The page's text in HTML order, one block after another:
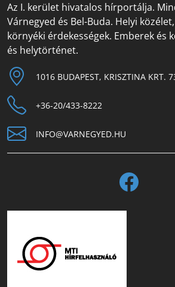
Az I. kerület hivatalos hírportálja.
Várnegyed és Bel-Buda. Helyi
környéki érdekességek. Emberek és
és helytörténet.
1016 BUDAPEST, KRISZTINA KRT.
+36-20/433-8222
INFO@VARNEGYED.HU